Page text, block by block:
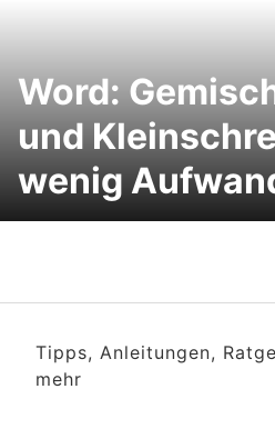
Word:
und
wenig
Tipps, Anleitungen,
mehr